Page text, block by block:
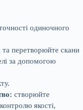
одиночного
перетворюйте скани
за допомогою
створюйте
якості,